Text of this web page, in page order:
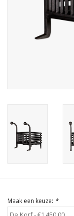
AI-Ready Database
Login
Maak een keuze: *